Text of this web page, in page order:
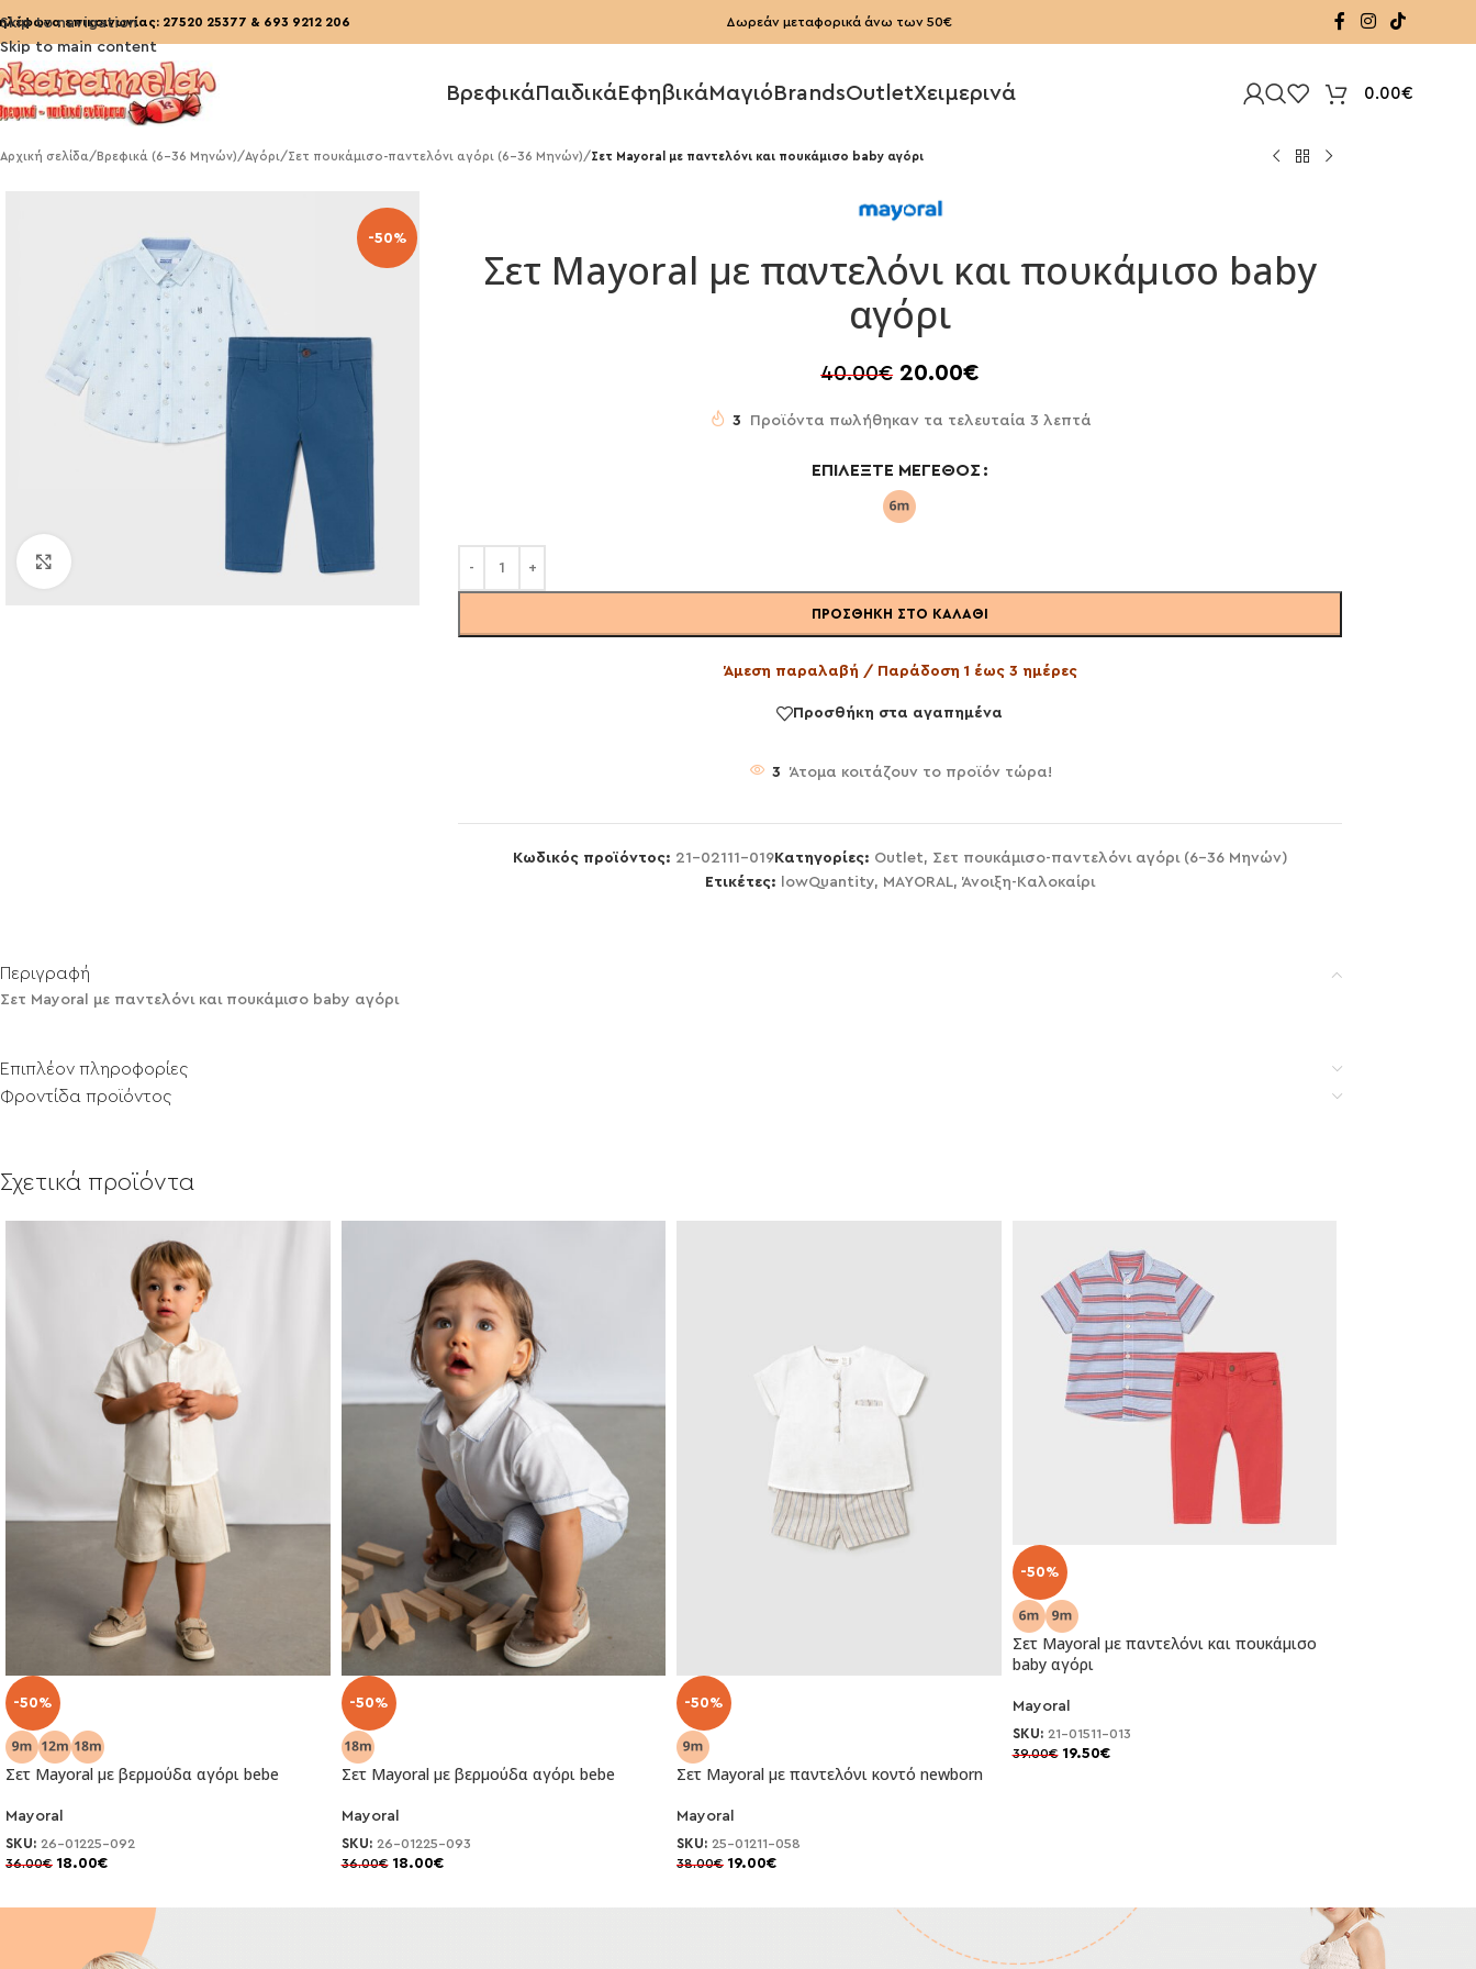
Skip to navigation
Skip to main content
επικοινωνίας: 27520 25377 & 693 9212 206 Δωρεάν μεταφορικά άνω των 50€
Βρεφικά Παιδικά ΕφηβικάΜαγιό BrandsOutletΧειμερινά 0.00€
Αρχική σελίδα/ Βρεφικά (6-36 Μηνών)/Αγόρι/Σετ πουκάμισο-παντελόνι αγόρι (6-36 Μηνών)/Σετ Mayoral με παντελόνι και πουκάμισο baby αγόρι
-50%
Σετ Mayoral με παντελόνι και πουκάμισο baby
αγόρι
40.00€ 20.00€
3 Προϊόντα πωλήθηκαν τα τελευταία 3 λεπτά
ΕΠΙΛΈΞΤΕ ΜΈΓΕΘΟΣ
ΠΡΟΣΘΉΚΗ ΣΤΟ ΚΑΛΆΘΙ
Άμεση παραλαβή / Παράδοση 1 έως 3 ημέρες
Προσθήκη στα αγαπημένα
3 Άτομα κοιτάζουν το προϊόν τώρα!
Κωδικός προϊόντος: 21-02111-019Κατηγορίες: Outlet, Σετ πουκάμισο-παντελόνι αγόρι (6-36 Μηνών)
Ετικέτες:
lowQuantity, MAYORAL, Άνοιξη-Καλοκαίρι
Περιγραφή
Σετ Mayoral με παντελόνι και πουκάμισο baby αγόρι
Επιπλέον πληροφορίες
Φροντίδα προϊόντος
Σχετικά προϊόντα
-50%
Σετ Mayoral με βερμούδα αγόρι bebe
Mayoral
SKU: 26-01225-092
36.00€ 18.00€
-50%
Σετ Mayoral με βερμούδα αγόρι bebe
Mayoral
SKU: 26-01225-093
36.00€ 18.00€
-50%
Σετ Mayoral με παντελόνι κοντό newborn
Mayoral
SKU: 25-01211-058
38.00€ 19.00€
-50%
Σετ Mayoral με παντελόνι και πουκάμισο
baby αγόρι
Mayoral
SKU: 21-01511-013
39.00€ 19.50€